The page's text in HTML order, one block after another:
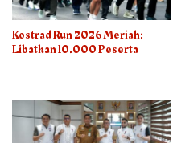
Kostrad Run 2026 Meriah:
Libatkan 10.000 Peserta